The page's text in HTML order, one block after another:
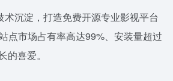
术沉淀，打造免费开源专业影视平台
点市场占有率高达99%、安装量超过
的喜爱。